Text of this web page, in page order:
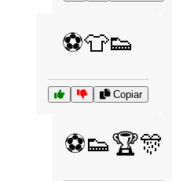
⚽👕👟
Copiar
⚽👟🏆🎊